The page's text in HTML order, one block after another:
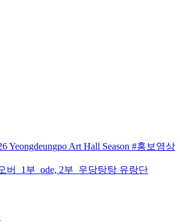
Yeongdeungpo Art Hall Season #홍보영상
버_1부_ode, 2부_우당탕탕 유랑단